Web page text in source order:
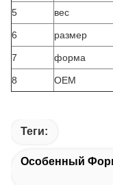
5
вес
6 размер
7 форма
8 OEM
Теги:
Особенный